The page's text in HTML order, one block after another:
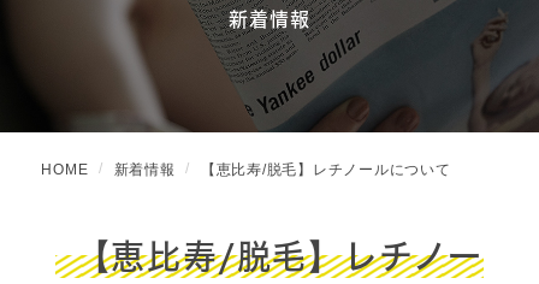
新着情報
HOME 新着情報 【恵比寿/脱毛】レチノールについて
【恵比寿/脱毛】レチノー